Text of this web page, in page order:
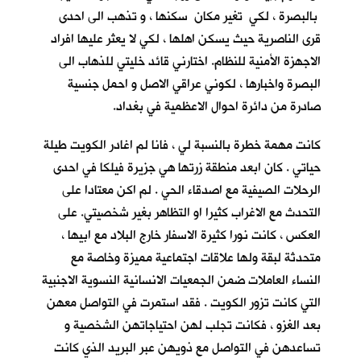
بالبصرة ، لكي تغير مكان سكنها ، و تذهب الى احدى
قرى الناصرية حيث يسكن اهلها ، لكي لا يعثر عليها افراد
الاجهزة الأمنية للنظام. اختارني قائد خليتي للذهاب الى
البصرة واخبارها ، لكوني عراقي الاصل و احمل جنسية
صادرة من دائرة احوال الاعظمية في بغداد.
كانت مهمة خطرة بالنسبة لي ، فانا لم اغادر الكويت طيلة
حياتي . كان ابعد منطقة زرتها هي جزيرة فيلكا في احدى
الرحلات الصيفية مع اصدقاء الحي . لم اكن معتادا على
التحدث مع الاغراب كثيرا او التظاهر بغير شخصيتي. على
العكس ، كانت نورا كثيرة الاسفار خارج البلاد مع ابيها ،
متحدثة لبقة ولها علاقات اجتماعية مميزة وخاصة مع
النساء العاملات ضمن الجمعيات الانسانية النسوية الاجنبية
التي كانت تزور الكويت . فقد استمرت في التواصل معهن
بعد الغزو ، فكانت تجلب لهن احتياجاتهن الشخصية و
تساعدهن في التواصل مع ذويهن عبر البريد الذي كانت